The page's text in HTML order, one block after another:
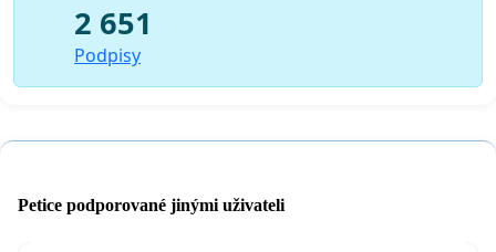
2 651
Podpisy
Petice podporované jinými uživateli